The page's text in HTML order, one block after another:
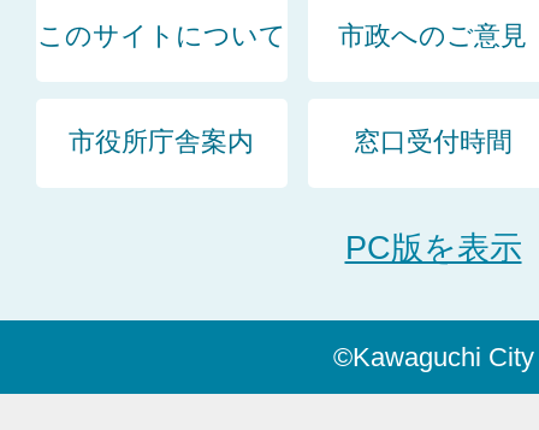
このサイトについて 市政へのご意見
市役所庁舎案内 窓口受付時間
PC版を表示
©Kawaguchi City